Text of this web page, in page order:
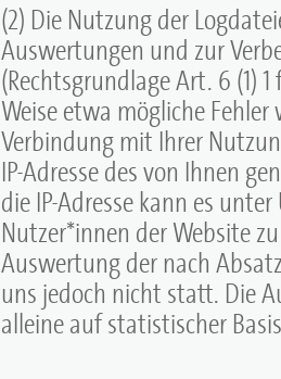
(2) Die Nutzung der
Auswertungen und zur
(Rechtsgrundlage Art. 6 (1)
Weise etwa mögliche
Verbindung mit Ihrer
IP-Adresse des von Ihnen
die IP-Adresse kann es
Nutzer*innen der Website
Auswertung der nach
uns jedoch nicht statt. Die
alleine auf statistischer